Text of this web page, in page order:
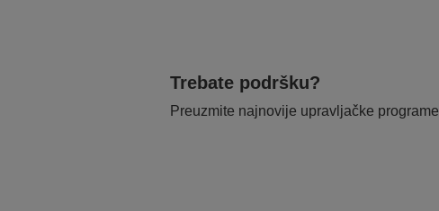
Trebate podršku?
Preuzmite najnovije upravljačke programe